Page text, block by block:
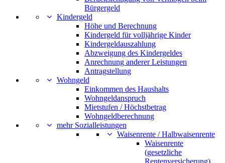
Bürgergeld
Kindergeld
Höhe und Berechnung
Kindergeld für volljährige Kinder
Kindergeldauszahlung
Abzweigung des Kindergeldes
Anrechnung anderer Leistungen
Antragstellung
Wohngeld
Einkommen des Haushalts
Wohngeldanspruch
Mietstufen / Höchstbetrag
Wohngeldberechnung
mehr Sozialleistungen
Waisenrente / Halbwaisenrente
Waisenrente
(gesetzliche
Rentenversicherung)